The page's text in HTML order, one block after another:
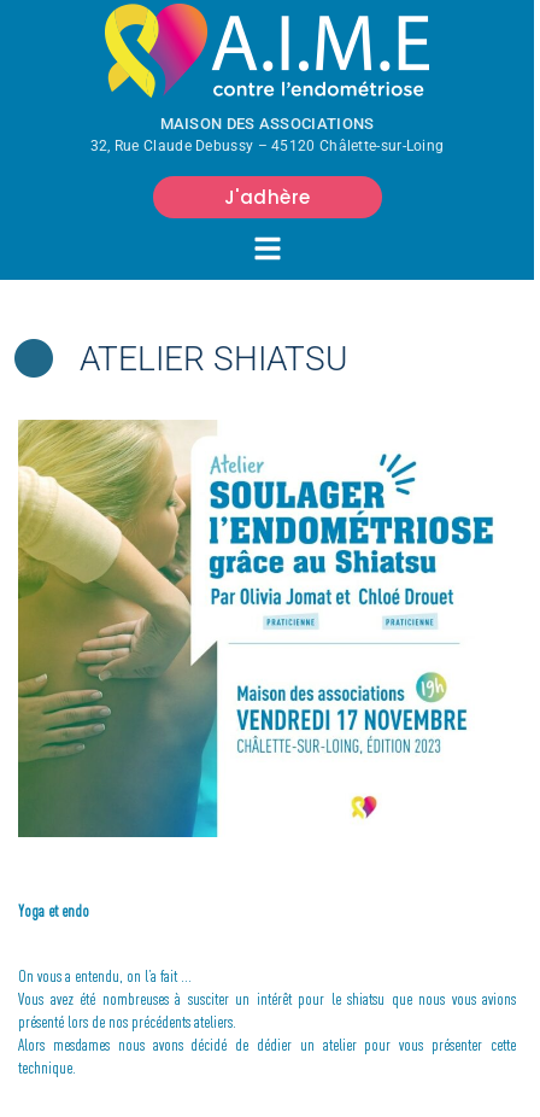
MAISON DES ASSOCIATIONS
32, Rue Claude Debussy – 45120 Châlette-sur-Loing
J'adhère
ATELIER SHIATSU
Yoga et endo
On vous a entendu, on l’a fait …
Vous avez été nombreuses à susciter un intérêt pour le shiatsu que nous vous avions
présenté lors de nos précédents ateliers.
Alors mesdames nous avons décidé de dédier un atelier pour vous présenter cette
technique.